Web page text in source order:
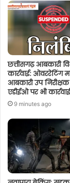
छत्तीसगढ़ आबकारी
कार्रवाई: ओवररेटिंग
आबकारी उप
एडीईओ पर भी
9 minutes ago